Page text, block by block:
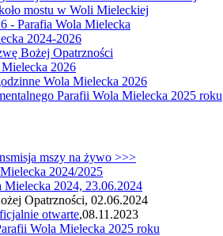
mostu w Woli Mieleckiej
- Parafia Wola Mielecka
2024-2026
Bożej Opatrzności
2026
Wola Mielecka 2026
Parafii Wola Mielecka 2025 roku
mszy na żywo >>>
2024/2025
2024, 23.06.2024
Opatrzności, 02.06.2024
otwarte,08.11.2023
Wola Mielecka 2025 roku